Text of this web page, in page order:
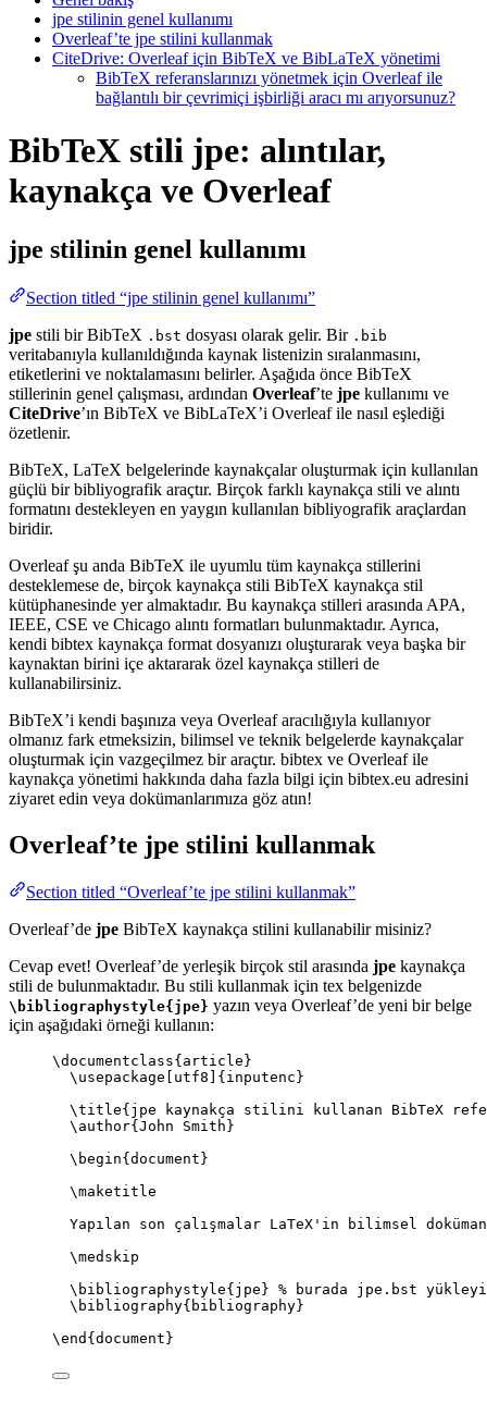
jpe stilinin genel kullanımı
Overleaf’te jpe stilini kullanmak
CiteDrive: Overleaf için BibTeX ve BibLaTeX yönetimi
BibTeX referanslarınızı yönetmek için Overleaf ile
bağlantılı bir çevrimiçi işbirliği aracı mı arıyorsunuz?
BibTeX stili jpe: alıntılar,
kaynakça ve Overleaf
jpe stilinin genel kullanımı
Section titled “jpe stilinin genel kullanımı”
jpe stili bir BibTeX .bst dosyası olarak gelir. Bir .bib
veritabanıyla kullanıldığında kaynak listenizin sıralanmasını,
etiketlerini ve noktalamasını belirler. Aşağıda önce BibTeX
stillerinin genel çalışması, ardından Overleaf’te jpe kullanımı ve
CiteDrive’ın BibTeX ve BibLaTeX’i Overleaf ile nasıl eşlediği
özetlenir.
BibTeX, LaTeX belgelerinde kaynakçalar oluşturmak için kullanılan
güçlü bir bibliyografik araçtır. Birçok farklı kaynakça stili ve alıntı
formatını destekleyen en yaygın kullanılan bibliyografik araçlardan
biridir.
Overleaf şu anda BibTeX ile uyumlu tüm kaynakça stillerini
desteklemese de, birçok kaynakça stili BibTeX kaynakça stil
kütüphanesinde yer almaktadır. Bu kaynakça stilleri arasında APA,
IEEE, CSE ve Chicago alıntı formatları bulunmaktadır. Ayrıca,
kendi bibtex kaynakça format dosyanızı oluşturarak veya başka bir
kaynaktan birini içe aktararak özel kaynakça stilleri de
kullanabilirsiniz.
BibTeX’i kendi başınıza veya Overleaf aracılığıyla kullanıyor
olmanız fark etmeksizin, bilimsel ve teknik belgelerde kaynakçalar
oluşturmak için vazgeçilmez bir araçtır. bibtex ve Overleaf ile
kaynakça yönetimi hakkında daha fazla bilgi için bibtex.eu adresini
ziyaret edin veya dokümanlarımıza göz atın!
Overleaf’te jpe stilini kullanmak
Section titled “Overleaf’te jpe stilini kullanmak”
Overleaf’de jpe BibTeX kaynakça stilini kullanabilir misiniz?
Cevap evet! Overleaf’de yerleşik birçok stil arasında jpe kaynakça
stili de bulunmaktadır. Bu stili kullanmak için tex belgenizde
\bibliographystyle{jpe} yazın veya Overleaf’de yeni bir belge
için aşağıdaki örneği kullanın:
\documentclass{ article }
\usepackage
utf8 ]{ inputenc }
\title{jpe kaynakça stilini kullanan BibTeX
\author{John Smith}
\begin{ document }
\maketitle
Yapılan son çalışmalar LaTeX'in bilimsel
\medskip
\bibliographystyle{jpe} % burada jpe.bst
\bibliography{bibliography}
\end { document }